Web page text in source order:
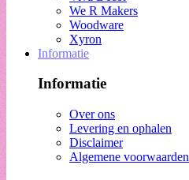
We R Makers
Woodware
Xyron
Informatie
Informatie
Over ons
Levering en ophalen
Disclaimer
Algemene voorwaarden